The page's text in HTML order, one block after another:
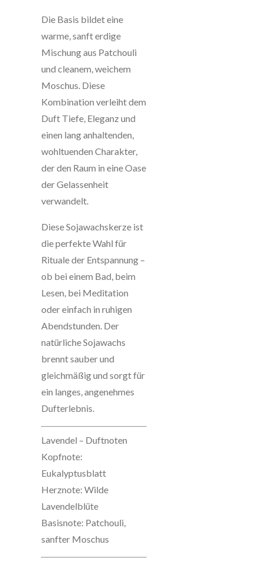
Die Basis bildet eine
warme, sanft erdige
Mischung aus Patchouli
und cleanem, weichem
Moschus. Diese
Kombination verleiht dem
Duft Tiefe, Eleganz und
einen lang anhaltenden,
wohltuenden Charakter,
der den Raum in eine Oase
der Gelassenheit
verwandelt.
Diese Sojawachskerze ist
die perfekte Wahl für
Rituale der Entspannung –
ob bei einem Bad, beim
Lesen, bei Meditation
oder einfach in ruhigen
Abendstunden. Der
natürliche Sojawachs
brennt sauber und
gleichmäßig und sorgt für
ein langes, angenehmes
Dufterlebnis.
Lavendel – Duftnoten
Kopfnote:
Eukalyptusblatt
Herznote: Wilde
Lavendelblüte
Basisnote: Patchouli,
sanfter Moschus